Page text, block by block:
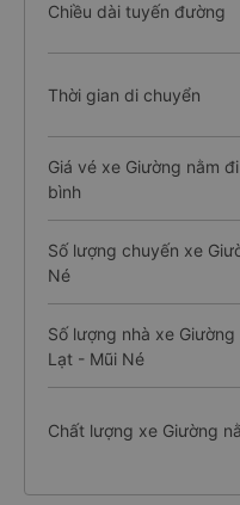
Chiều dài tuyến đường
Thời gian di chuyển
Giá vé xe Giường nằm
bình
Số lượng chuyến xe
Né
Số lượng nhà xe
Lạt - Mũi Né
Chất lượng xe Giường